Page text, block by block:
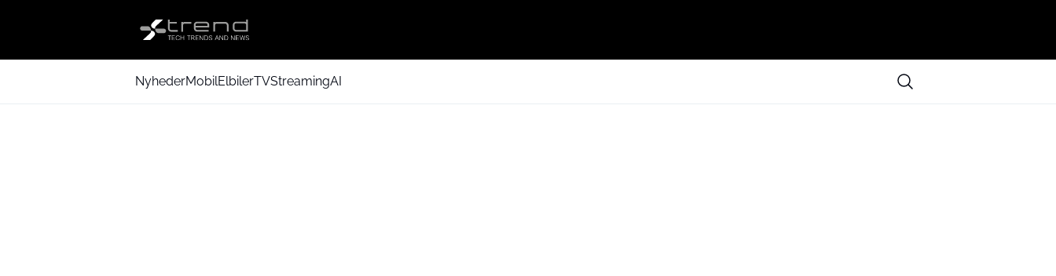
NyhederMobilElbilerTVStreamingAI